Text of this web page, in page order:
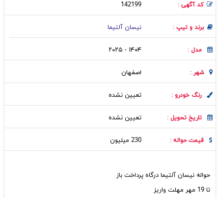
کد آگهی : 142199
برند و تیپ : نیسان آلتیما
مدل : ۱۴۰۴ - ۲۰۲۵
شهر : اصفهان
رنگ خودرو : تعیین نشده
تاریخ تحویل : تعیین نشده
قیمت حواله : 230 میلیون
حواله نیسان آلتیما درگاه پرداخت باز
تا 19 مهر مهلت واریز